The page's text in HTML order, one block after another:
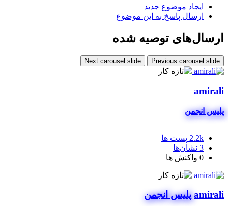
ایجاد موضوع جدید
ارسال پاسخ به این موضوع
ارسال‌های توصیه شده
Previous carousel slide
Next carousel slide
amirali
پلیس انجمن
2.2k پست ها
3 نشان‌ها
0 واکنش ها
amirali پلیس انجمن